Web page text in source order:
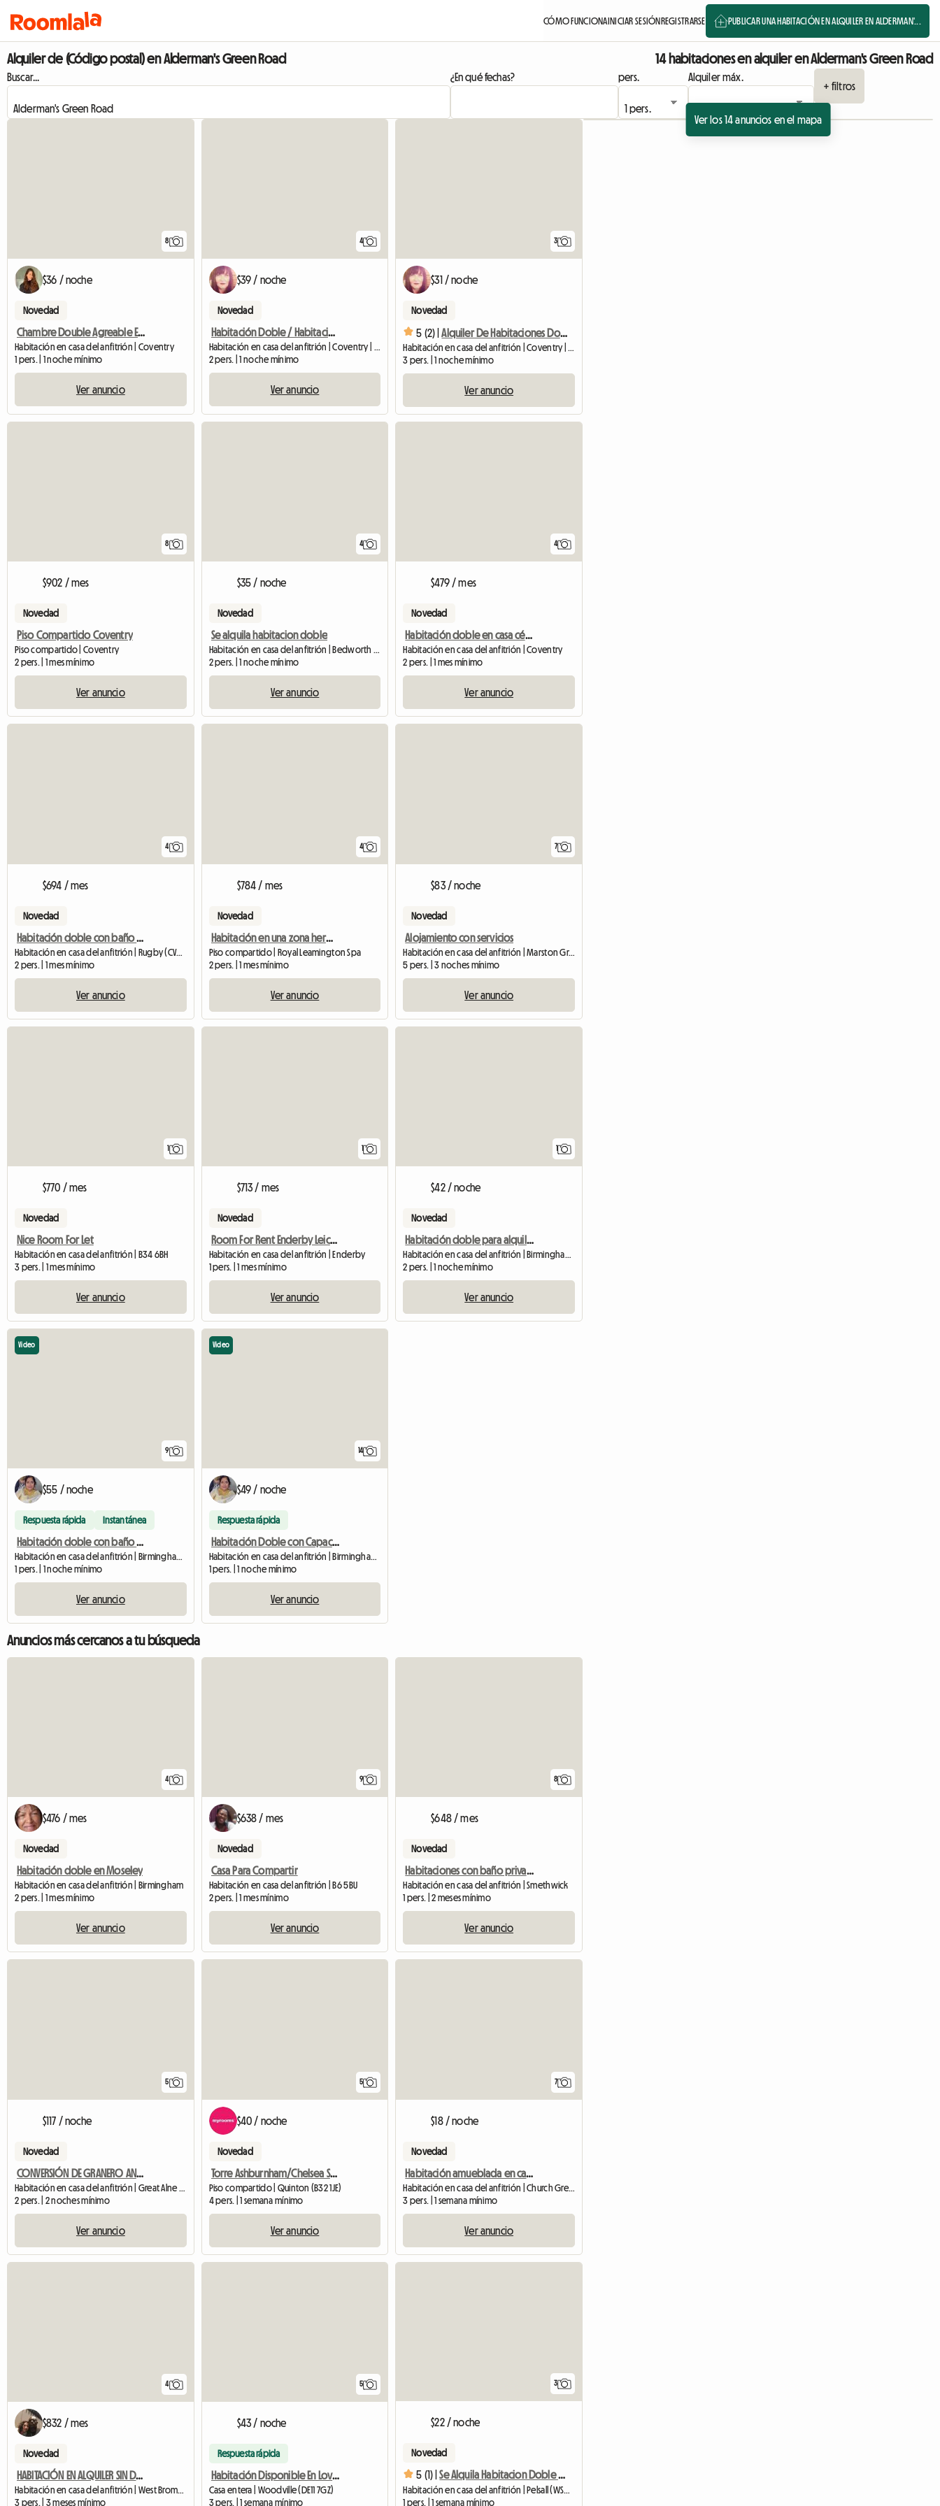
CÓMO FUNCIONAINICIAR SESIÓNREGISTRARSE PUBLICAR UNA HABITACIÓN EN ALQUILER EN ALDERMAN'...
Alquiler de (Código postal) en Alderman's Green Road 14 habitaciones en alquiler en Alderman's Green Road
Buscar... ¿En qué fechas? pers.
Alquiler máx.
+ filtros
Ver los 14 anuncios en el mapa
8
$36 / noche
Novedad
Chambre Double Agreable Et Moderne - 20 Min Du Centre
Habitación en casa del anfitrión | Coventry
1 pers. | 1 noche mínimo
Ver anuncio
4
$39 / noche
Novedad
Habitación Doble / Habitación Individual
Habitación en casa del anfitrión | Coventry | 36 SQFT
2 pers. | 1 noche mínimo
Ver anuncio
3
$31 / noche
Novedad
5 (2) | Alquiler De Habitaciones Dobles Y Sencillas
Habitación en casa del anfitrión | Coventry | 27 SQFT
3 pers. | 1 noche mínimo
Ver anuncio
8
$902 / mes
Novedad
Piso Compartido Coventry
Piso compartido | Coventry
2 pers. | 1 mes mínimo
Ver anuncio
4
$35 / noche
Novedad
Se alquila habitacion doble
Habitación en casa del anfitrión | Bedworth | 1 M2
2 pers. | 1 noche mínimo
Ver anuncio
4
$479 / mes
Novedad
Habitación doble en casa céntrica
Habitación en casa del anfitrión | Coventry
2 pers. | 1 mes mínimo
Ver anuncio
4
$694 / mes
Novedad
Habitación doble con baño privado
Habitación en casa del anfitrión | Rugby (CV21 1FJ)
2 pers. | 1 mes mínimo
Ver anuncio
4
$784 / mes
Novedad
Habitación en una zona hermosa y codiciada
Piso compartido | Royal Leamington Spa
2 pers. | 1 mes mínimo
Ver anuncio
7
$83 / noche
Novedad
Alojamiento con servicios
Habitación en casa del anfitrión | Marston Green (B37 7AL)
5 pers. | 3 noches mínimo
Ver anuncio
1
$770 / mes
Novedad
Nice Room For Let
Habitación en casa del anfitrión | B34 6BH
3 pers. | 1 mes mínimo
Ver anuncio
1
$713 / mes
Novedad
Room For Rent Enderby Leicester
Habitación en casa del anfitrión | Enderby
1 pers. | 1 mes mínimo
Ver anuncio
1
$42 / noche
Novedad
Habitación doble para alquilar/corta o larga temporada
Habitación en casa del anfitrión | Birmingham (B25 8HR)
2 pers. | 1 noche mínimo
Ver anuncio
9
Video
$55 / noche
Respuesta rápida Instantánea
Habitación doble con baño privado
Habitación en casa del anfitrión | Birmingham (B11 3LE) | 100 M2
1 pers. | 1 noche mínimo
Ver anuncio
14
Video
$49 / noche
Respuesta rápida
Habitación Doble con Capacidad para 4 Adultos Compartiendo
Habitación en casa del anfitrión | Birmingham (B11 3LE) | 120 M2
1 pers. | 1 noche mínimo
Ver anuncio
Anuncios más cercanos a tu búsqueda
4
$476 / mes
Novedad
Habitación doble en Moseley
Habitación en casa del anfitrión | Birmingham
2 pers. | 1 mes mínimo
Ver anuncio
9
$638 / mes
Novedad
Casa Para Compartir
Habitación en casa del anfitrión | B6 5BU
2 pers. | 1 mes mínimo
Ver anuncio
8
$648 / mes
Novedad
Habitaciones con baño privado completamente amuebladas y decoradas cerca de Birmingham
Habitación en casa del anfitrión | Smethwick
1 pers. | 2 meses mínimo
Ver anuncio
5
$117 / noche
Novedad
CONVERSIÓN DE GRANERO ANEXO AUTÓNOMO DE UNA HABITACIÓN
2 pers. | 2 noches mínimo
Ver anuncio
5
$40 / noche
Novedad
Torre Ashburnham/Chelsea SW10
Piso compartido | Quinton (B32 1JE)
4 pers. | 1 semana mínimo
Ver anuncio
7
$18 / noche
Novedad
Habitación amueblada en casa compartida, incluye gastos
Habitación en casa del anfitrión | Church Gresley
3 pers. | 1 semana mínimo
Ver anuncio
4
$832 / mes
Novedad
HABITACIÓN EN ALQUILER SIN DEPOSITO TODOS LOS GASTOS INCLUIDOS
Habitación en casa del anfitrión | West Bromwich (B71 1QZ) | 12 M2
3 pers. | 3 meses mínimo
5
$43 / noche
Respuesta rápida
Habitación Disponible En Lovely Home
Casa entera | Woodville (DE11 7GZ)
3 pers. | 1 semana mínimo
3
$22 / noche
Novedad
5 (1) | Se Alquila Habitacion Doble Y Habitacion Sencilla
Habitación en casa del anfitrión | Pelsall (WS3 5EZ)
1 pers. | 1 semana mínimo